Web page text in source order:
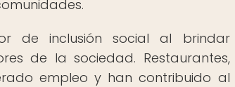
de inclusión social al brindar
de la sociedad. Restaurantes,
empleo y han contribuido al